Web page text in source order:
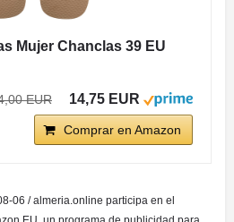
Mujer Chanclas 39 EU
EUR 14,75 EUR
Comprar en Amazon
06 / almeria.online participa en el